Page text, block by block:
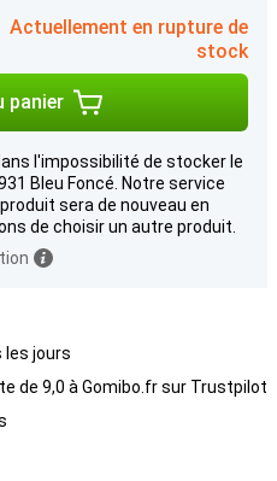
Actuellement en rupture de
stock
panier
l'impossibilité de stocker le
Bleu Foncé. Notre service
sera de nouveau en
de choisir un autre produit.
les jours
de 9,0 à Gomibo.fr sur Trustpilot